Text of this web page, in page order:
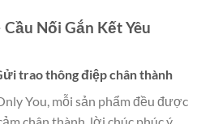
Cầu Nối Gắn Kết Yêu
trao thông điệp chân thành
You, mỗi sản phẩm đều được